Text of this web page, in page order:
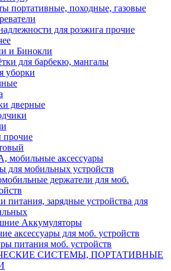
портативные, походные, газовые
для розжига прочие
и Бинокли
для барбекю, мангалы
уборки
дверные
прочие
аксессуары
для мобильных устройств
держатели для моб.
питания, зарядные устройства для
Аккумуляторы
аксессуары для моб. устройств
питания моб. устройств
СИСТЕМЫ, ПОРТАТИВНЫЕ